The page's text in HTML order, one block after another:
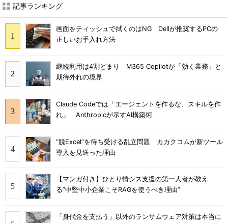
記事ランキング
画面をティッシュで拭くのはNG Dellが推奨するPCの
正しいお手入れ方法
継続利用は4割どまり M365 Copilotが「効く業務」と
期待外れの境界
Claude Codeでは「エージェントを作るな、スキルを作
れ」 Anthropicが示すAI構築術
“脱Excel”を待ち受ける乱立問題 カカクコムが新ツール
導入を見送った理由
【マンガ付き】ひとり情シス支援の第一人者が教え
る”中堅中小企業こそRAGを使うべき理由”
「身代金を支払う」以外のランサムウェア対策は本当に